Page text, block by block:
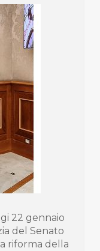
22 gennaio
del Senato
riforma della